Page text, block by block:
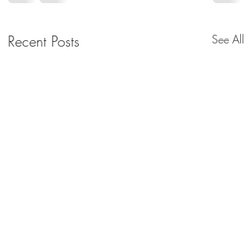
Recent Posts See All